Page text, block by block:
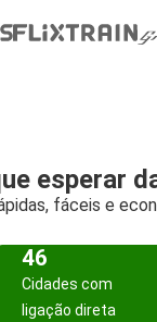
esperar
fáceis e
46
Cidades com
ligação direta